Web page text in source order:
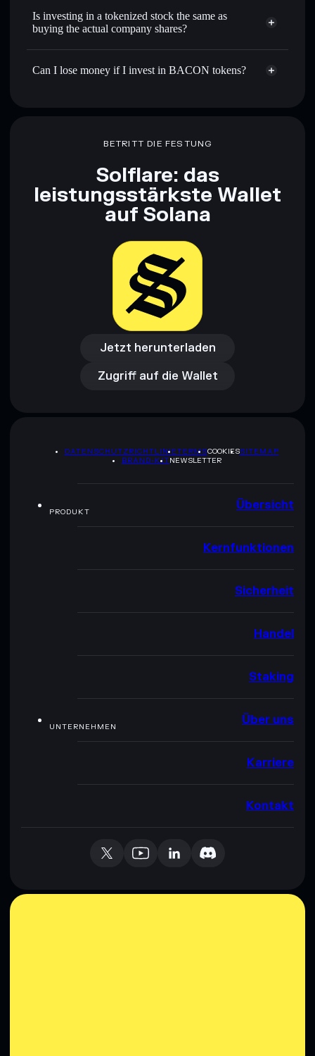
Is investing in a tokenized stock the same as
buying the actual company shares?
Can I lose money if I invest in BACON tokens?
BETRITT DIE FESTUNG
Solflare: das
leistungsstärkste Wallet
auf Solana
Jetzt herunterladen
Jetzt herunterladen
Zugriff auf die Wallet
Zugriff auf die Wallet
DATENSCHUTZRICHTLINIETERMSCOOKIESSITEMAP
BRAND-KITNEWSLETTER
PRODUKT Übersicht
Kernfunktionen
Sicherheit
Handel
Staking
UNTERNEHMEN Über uns
Karriere
Kontakt